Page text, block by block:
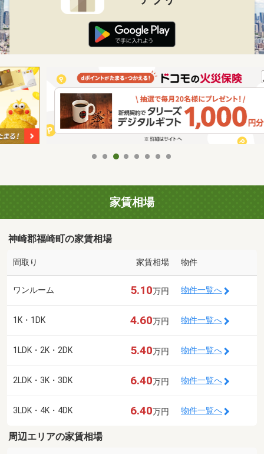
家賃相場
神崎郡福崎町の家賃相場
間取り 家賃相場 物件
ワンルーム 5.10万円 物件一覧へ
1K・1DK 4.60万円 物件一覧へ
1LDK・2K・2DK 5.40万円 物件一覧へ
2LDK・3K・3DK 6.40万円 物件一覧へ
3LDK・4K・4DK 6.40万円 物件一覧へ
周辺エリアの家賃相場